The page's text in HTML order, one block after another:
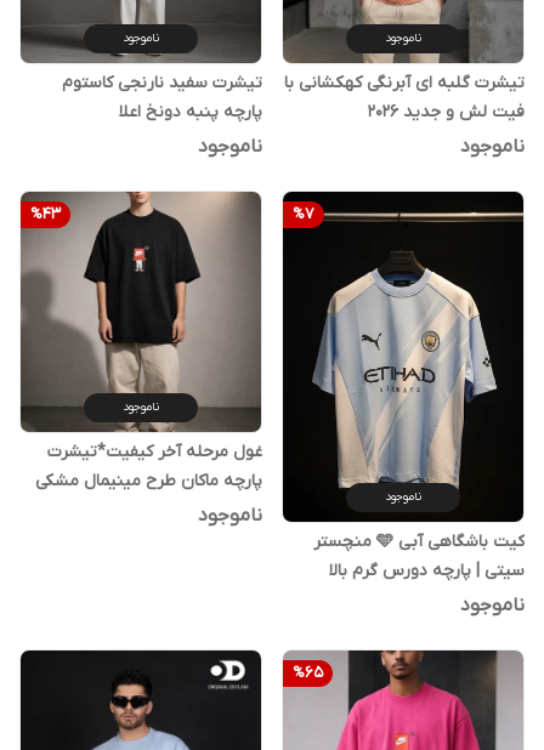
ناموجود
تیشرت گلبه ای آبرنگی کهکشانی با
فیت لش و جدید ۲۰2۶
ناموجود
ناموجود
تیشرت سفید نارنجی کاستوم
پارچه پنبه دونخ اعلا
ناموجود
%7
ناموجود
کیت باشگاهی آبی 🩵 منچستر
سیتی | پارچه دورس گرم بالا
ناموجود
%43
ناموجود
غول مرحله آخر کیفیت*تیشرت
پارچه ماکان طرح مینیمال مشکی
دو نخ گرم بالا
ناموجود
%65